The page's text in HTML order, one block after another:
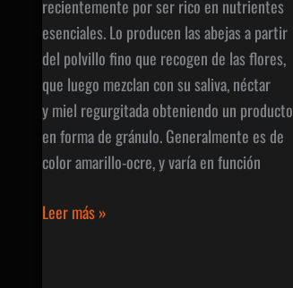
recientemente por ser rico en nutrientes
esenciales. Lo producen las abejas a partir
del polvillo fino que recogen de las flores,
que luego mezclan con su saliva, néctar
y miel regurgitada obteniendo un producto
en forma de gránulo. Generalmente es de
color amarillo-ocre, y varía en función
Polen
Leer más »